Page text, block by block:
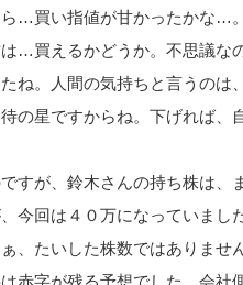
…買い指値が甘かったかな…
…買えるかどうか。不思議
ね。人間の気持ちと言うのは
の星ですからね。下げれば、
すが、鈴木さんの持ち株は
今回は４０万になっていまし
、たいした株数ではありま
赤字が残る予想でした。会